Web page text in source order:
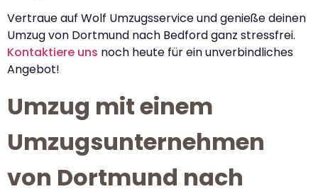
Vertraue auf Wolf Umzugsservice und genieße deinen
Umzug von Dortmund nach Bedford ganz stressfrei.
Kontaktiere uns noch heute für ein unverbindliches
Angebot!
Umzug mit einem
Umzugsunternehmen
von Dortmund nach